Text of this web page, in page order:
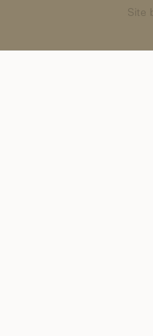
Site